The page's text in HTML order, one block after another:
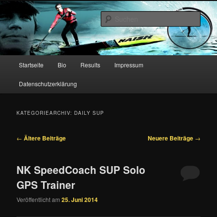
Zum
primären
Inhalt
springen
Zum
sekundären
Inhalt
springenChristian Hahn – Stand Up
Paddling
Startseite Bio Results Impressum
Datenschutzerklärung
KATEGORIEARCHIV: DAILY SUP
Beitragsnavigation
← Ältere Beiträge Neuere Beiträge →
NK SpeedCoach SUP Solo
GPS Trainer
Veröffentlicht am25. Juni 2014